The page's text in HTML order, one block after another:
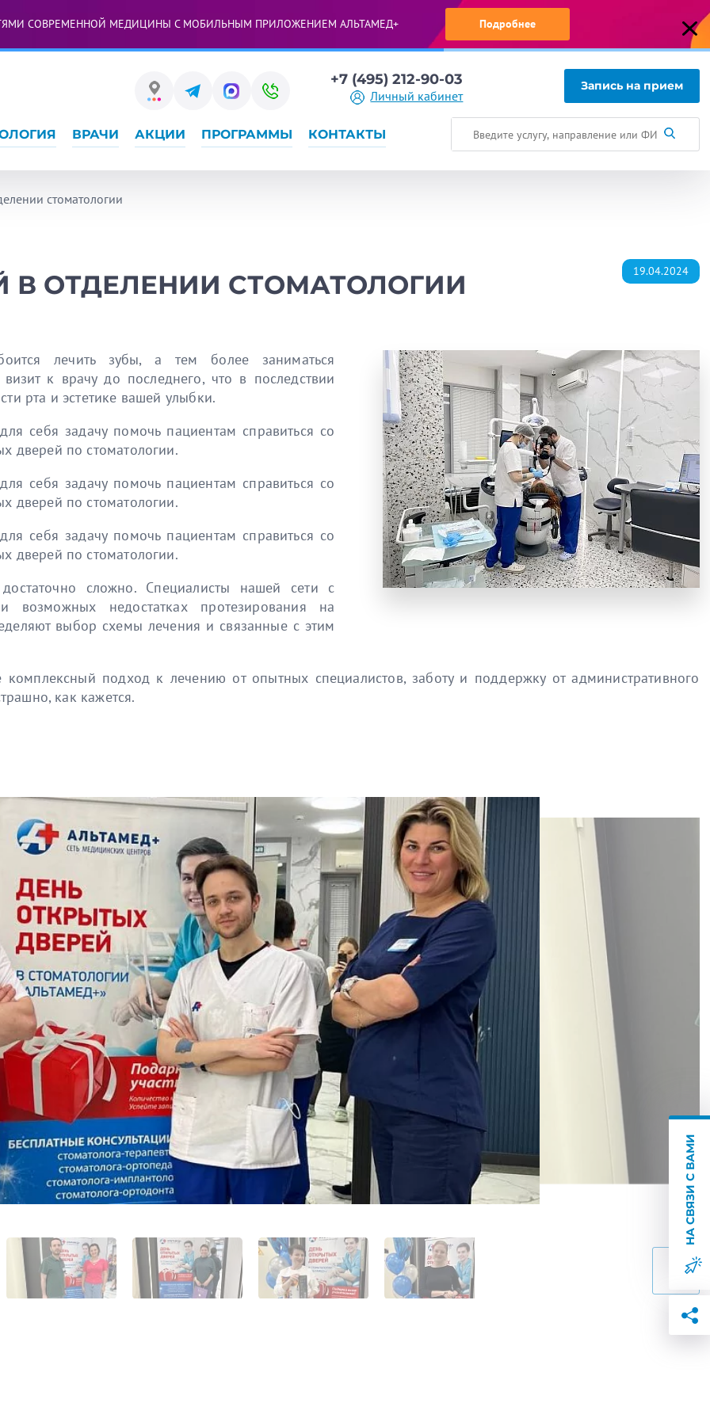
СОВРЕМЕННОЙ МЕДИЦИНЫ С МОБИЛЬНЫМ ПРИЛОЖЕНИЕМ АЛЬТАМЕД+ Подробнее
+7 (495) 212-90-03
Личный кабинет
Запись на прием
ВРАЧИ АКЦИИ ПРОГРАММЫ КОНТАКТЫ
стоматологии
В ОТДЕЛЕНИИ СТОМАТОЛОГИИ 19.04.2024
лечить зубы, а тем более заниматься
визит к врачу до последнего, что в последствии
рта и эстетике вашей улыбки.
себя задачу помочь пациентам справиться со
дверей по стоматологии.
себя задачу помочь пациентам справиться со
дверей по стоматологии.
себя задачу помочь пациентам справиться со
дверей по стоматологии.
сложно. Специалисты нашей сети с
возможных недостатках протезирования на
выбор схемы лечения и связанные с этим
комплексный подход к лечению от опытных специалистов, заботу и поддержку от административного
как кажется.
НА СВЯЗИ С ВАМИ